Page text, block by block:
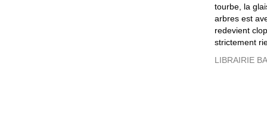
tourbe, la
arbres est
redevient
strictement
LIBRAIRIE